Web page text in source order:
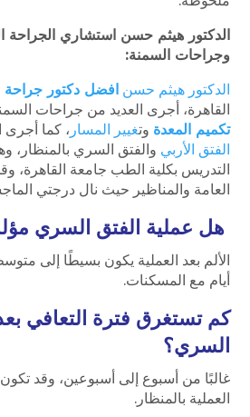
الدكتور هيثم حسن استشاري الجراحة
وجراحات السمنة:
الدكتور هيثم حسن افضل دكتور جراحة
القاهرة، أجرى العديد من جراحات
تكميم المعدة وتغيير المسار ، كما أجرى
الفتق الأربي والفتق السري بالمنظار،
التدريس بكلية الطب جامعة
العامة والمناظير حيث نال درجتي
هل عملية الفتق السري
الألم بعد العملية يكون بسيطًا إلى
أيام مع المسكنات.
كم تستغرق فترة التعافي
السري؟
غالبًا من أسبوع إلى أسبوعين، وقد
العملية بالمنظار.